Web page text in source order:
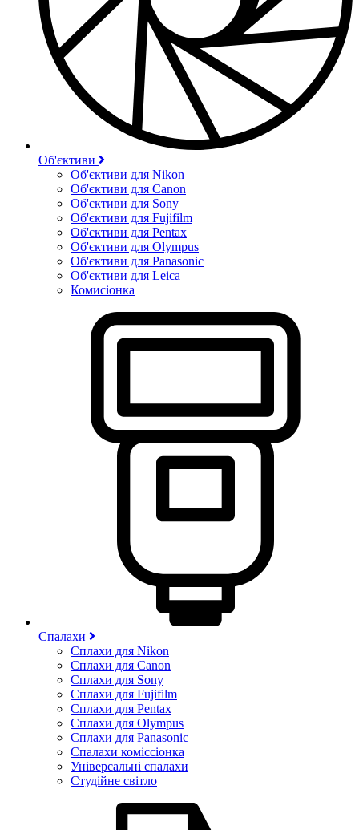
Об'єктиви
Об'єктиви для Nikon
Об'єктиви для Canon
Об'єктиви для Sony
Об'єктиви для Fujifilm
Об'єктиви для Pentax
Об'єктиви для Olympus
Об'єктиви для Panasonic
Об'єктиви для Leica
Комисіонка
Спалахи
Сплахи для Nikon
Сплахи для Canon
Сплахи для Sony
Сплахи для Fujifilm
Сплахи для Pentax
Сплахи для Olympus
Сплахи для Panasonic
Спалахи коміссіонка
Універсальні спалахи
Студійне світло